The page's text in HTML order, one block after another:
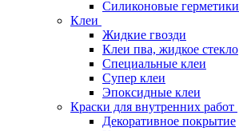
Силиконовые герметики
Клеи
Жидкие гвозди
Клеи пва, жидкое стекло
Специальные клеи
Супер клеи
Эпоксидные клеи
Краски для внутренних работ
Декоративное покрытие